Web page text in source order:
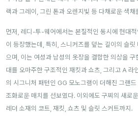
랙과 그레이, 그린 톤과 오렌지빛 등 다채로운 색채
먼저, 레디-투-웨어에서는 본질적인 동시에 현대
이 등장했는데, 특히, 스니커즈를 덮는 길이의 슬
으며, 이는 여성과 남성의 옷장을 결합한 의상을
대를 오마주한 구조적인 재킷과 쇼츠, 그리고 A 라
의 시그니처 패턴인 GG 모노그램이 더해진 그랜
조화로운 매치를 선보였다. 이외에도 구찌의 새로
레더 소재의 코트, 재킷, 쇼츠 및 슬릿 스커트까지.